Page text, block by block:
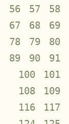
56
57 58
67
68 69
78
79 80
89
90 91
100
101
108
109
116
117